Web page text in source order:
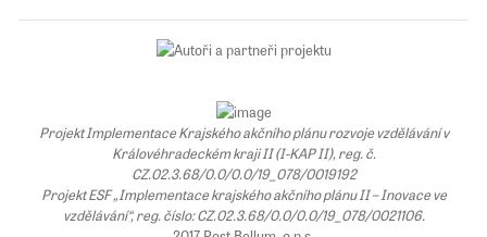
Projekt Implementace Krajského akčního plánu rozvoje vzdělávání v
Královéhradeckém kraji II (I-KAP II), reg. č.
CZ.02.3.68/0.0/0.0/19_078/0019192
Projekt ESF „Implementace krajského akčního plánu II – Inovace ve
vzdělávání“, reg. číslo: CZ.02.3.68/0.0/0.0/19_078/0021106.